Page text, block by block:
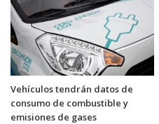
Vehículos tendrán datos de
consumo de combustible y
emisiones de gases